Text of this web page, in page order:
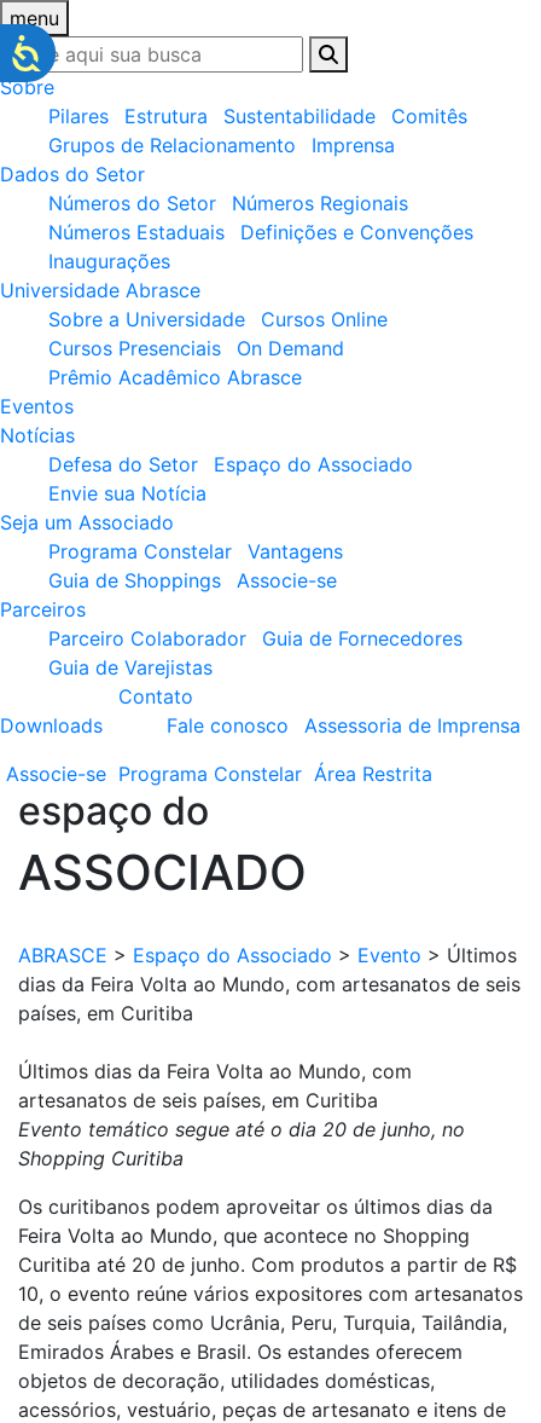
menu
Sobre
Pilares
Estrutura Sustentabilidade
Comitês
Grupos de Relacionamento
Imprensa
Dados do Setor
Números do Setor
Números Regionais
Números Estaduais
Definições e Convenções
Inaugurações
Universidade Abrasce
Sobre a Universidade
Cursos Online
Cursos Presenciais
On Demand
Prêmio Acadêmico Abrasce
Eventos
Notícias
Defesa do Setor
Espaço do Associado
Envie sua Notícia
Seja um Associado
Programa Constelar
Vantagens
Guia de Shoppings
Associe-se
Parceiros
Parceiro Colaborador
Guia de Fornecedores
Guia de Varejistas
Downloads
Contato
Fale conosco
Assessoria de Imprensa
Associe-se Programa Constelar Área Restrita
espaço do
ASSOCIADO
ABRASCE > Espaço do Associado > Evento > Últimos
dias da Feira Volta ao Mundo, com artesanatos de seis
países, em Curitiba
Últimos dias da Feira Volta ao Mundo, com
artesanatos de seis países, em Curitiba
Evento temático segue até o dia 20 de junho, no
Shopping Curitiba
Os curitibanos podem aproveitar os últimos dias da
Feira Volta ao Mundo, que acontece no Shopping
Curitiba até 20 de junho. Com produtos a partir de R$
10, o evento reúne vários expositores com artesanatos
de seis países como Ucrânia, Peru, Turquia, Tailândia,
Emirados Árabes e Brasil. Os estandes oferecem
objetos de decoração, utilidades domésticas,
acessórios, vestuário, peças de artesanato e itens de